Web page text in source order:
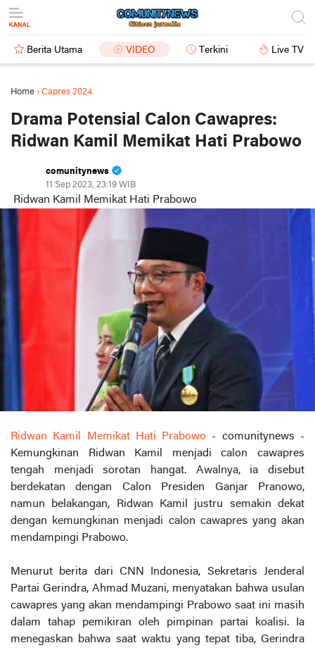
Berita Utama VIDEO Terkini Live TV
Home › Capres 2024
Drama Potensial Calon Cawapres:
Ridwan Kamil Memikat Hati Prabowo
comunitynews
11 Sep 2023, 23:19 WIB
Ridwan Kamil Memikat Hati Prabowo
Ridwan Kamil Memikat Hati Prabowo - comunitynews -
Kemungkinan Ridwan Kamil menjadi calon cawapres
tengah menjadi sorotan hangat. Awalnya, ia disebut
berdekatan dengan Calon Presiden Ganjar Pranowo,
namun belakangan, Ridwan Kamil justru semakin dekat
dengan kemungkinan menjadi calon cawapres yang akan
mendampingi Prabowo.
Menurut berita dari CNN Indonesia, Sekretaris Jenderal
Partai Gerindra, Ahmad Muzani, menyatakan bahwa usulan
cawapres yang akan mendampingi Prabowo saat ini masih
dalam tahap pemikiran oleh pimpinan partai koalisi. Ia
menegaskan bahwa saat waktu yang tepat tiba, Gerindra